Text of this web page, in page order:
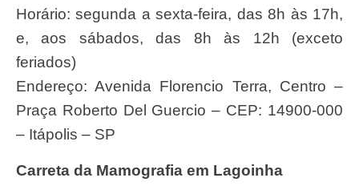
Horário: segunda a sexta-feira, das 8h às 17h,
e, aos sábados, das 8h às 12h (exceto
feriados)
Endereço: Avenida Florencio Terra, Centro –
Praça Roberto Del Guercio – CEP: 14900-000
– Itápolis – SP
Carreta da Mamografia em Lagoinha